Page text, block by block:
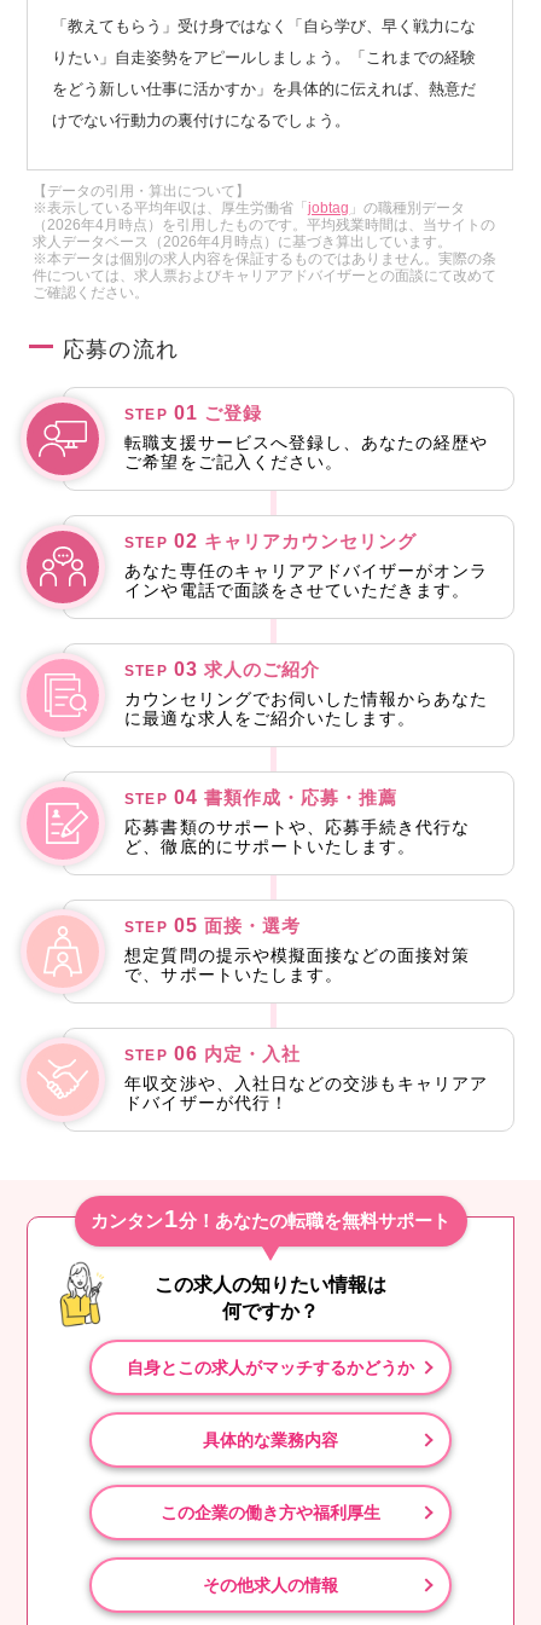
「教えてもらう」受け身ではなく「自ら学び、早く戦力にな
りたい」自走姿勢をアピールしましょう。「これまでの経験
をどう新しい仕事に活かすか」を具体的に伝えれば、熱意だ
けでない行動力の裏付けになるでしょう。
【データの引用・算出について】
※表示している平均年収は、厚生労働省「jobtag 」の職種別データ
（2026年4月時点）を引用したものです。平均残業時間は、当サイトの
求人データベース（2026年4月時点）に基づき算出しています。
※本データは個別の求人内容を保証するものではありません。実際の条
件については、求人票およびキャリアアドバイザーとの面談にて改めて
ご確認ください。
応募の流れ
STEP 01 ご登録
転職支援サービスへ登録し、あなたの経歴や
ご希望をご記入ください。
STEP 02 キャリアカウンセリング
あなた専任のキャリアアドバイザーがオンラ
インや電話で面談をさせていただきます。
STEP 03 求人のご紹介
カウンセリングでお伺いした情報からあなた
に最適な求人をご紹介いたします。
STEP 04 書類作成・応募・推薦
応募書類のサポートや、応募手続き代行な
ど、徹底的にサポートいたします。
STEP 05 面接・選考
想定質問の提示や模擬面接などの面接対策
で、サポートいたします。
STEP 06 内定・入社
年収交渉や、入社日などの交渉もキャリアア
ドバイザーが代行！
カンタン1分！あなたの転職を無料サポート
この求人の知りたい情報は
何ですか？
自身とこの求人がマッチするかどうか
具体的な業務内容
この企業の働き方や福利厚生
その他求人の情報